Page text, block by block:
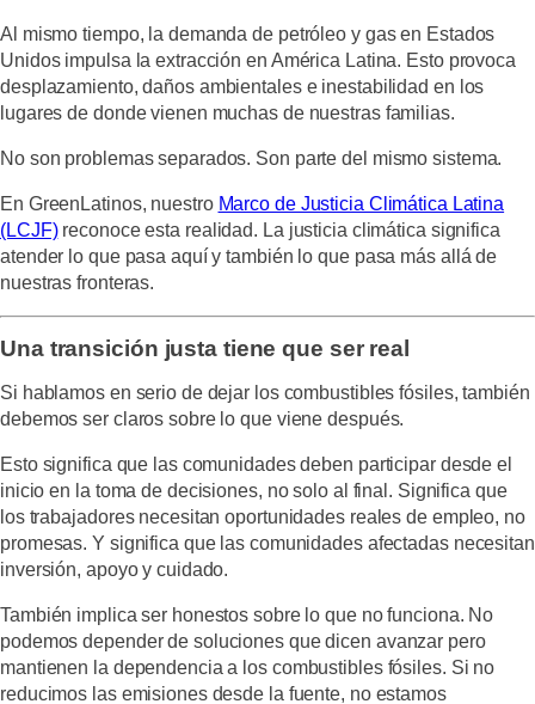
Al mismo tiempo, la demanda de petróleo y gas en Estados
Unidos impulsa la extracción en América Latina. Esto provoca
desplazamiento, daños ambientales e inestabilidad en los
lugares de donde vienen muchas de nuestras familias.
No son problemas separados. Son parte del mismo sistema.
En GreenLatinos, nuestro Marco de Justicia Climática Latina
(LCJF)reconoce esta realidad. La justicia climática significa
atender lo que pasa aquí y también lo que pasa más allá de
nuestras fronteras.
Una transición justa tiene que ser real
Si hablamos en serio de dejar los combustibles fósiles, también
debemos ser claros sobre lo que viene después.
Esto significa que las comunidades deben participar desde el
inicio en la toma de decisiones, no solo al final. Significa que
los trabajadores necesitan oportunidades reales de empleo, no
promesas. Y significa que las comunidades afectadas necesitan
inversión, apoyo y cuidado.
También implica ser honestos sobre lo que no funciona. No
podemos depender de soluciones que dicen avanzar pero
mantienen la dependencia a los combustibles fósiles. Si no
reducimos las emisiones desde la fuente, no estamos